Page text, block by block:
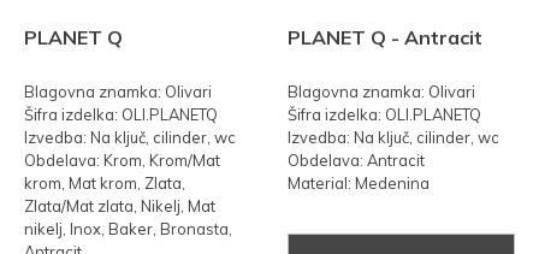
PLANET Q
Blagovna znamka: Olivari
Šifra izdelka: OLI.PLANETQ
Izvedba: Na ključ, cilinder, wc
Obdelava: Krom, Krom/Mat
krom, Mat krom, Zlata,
Zlata/Mat zlata, Nikelj, Mat
nikelj, Inox, Baker, Bronasta,
PLANET Q - Antracit
Blagovna znamka: Olivari
Šifra izdelka: OLI.PLANETQ
Izvedba: Na ključ, cilinder, wc
Obdelava: Antracit
Material: Medenina